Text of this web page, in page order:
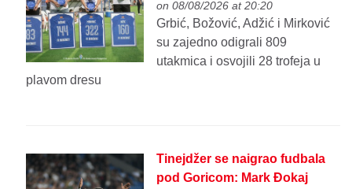
on 08/08/2026 at 20:20
Grbić, Božović, Adžić i Mirković
su zajedno odigrali 809
utakmica i osvojili 28 trofeja u
plavom dresu
Tinejdžer se naigrao fudbala
pod Goricom: Mark Đokaj